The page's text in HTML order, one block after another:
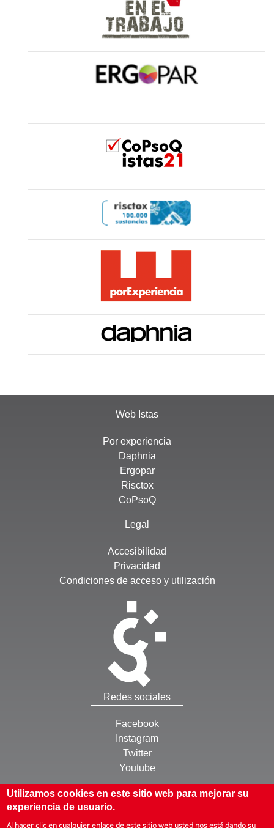
Web Istas
Por experiencia
Daphnia
Ergopar
Risctox
CoPsoQ
Legal
Accesibilidad
Privacidad
Condiciones de acceso y utilización
Redes sociales
Facebook
Instagram
Twitter
Youtube
Otros
Utilizamos cookies en este sitio web para mejorar su
experiencia de usuario.
Al hacer clic en cualquier enlace de este sitio web usted nos está dando su